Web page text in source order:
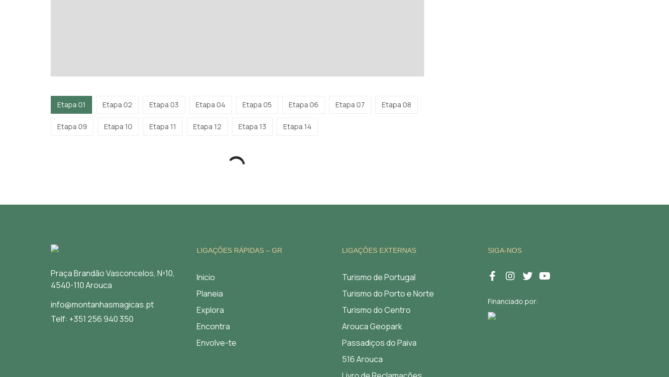
Etapa 01 Etapa 02 Etapa 03 Etapa 04 Etapa 05 Etapa 06 Etapa 07 Etapa 08
Etapa 09 Etapa 10 Etapa 11 Etapa 12 Etapa 13 Etapa 14
Praça Brandão Vasconcelos, Nº10,
4540-110 Arouca
info@montanhasmagicas.pt
Telf: +351 256 940 350
LIGAÇÕES RÁPIDAS – GR
Inicio
Planeia
Explora
Encontra
Envolve-te
LIGAÇÕES EXTERNAS
Turismo de Portugal
Turismo do Porto e Norte
Turismo do Centro
Arouca Geopark
Passadiços do Paiva
516 Arouca
SIGA-NOS
Financiado por: